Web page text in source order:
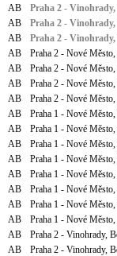
AB Praha 2 -
AB Praha 2 -
AB Praha 2 -
AB Praha 2 - Nové
AB Praha 2 - Nové
AB Praha 2 - Nové
AB Praha 2 - Nové
AB Praha 1 - Nové
AB Praha 1 - Nové
AB Praha 1 - Nové
AB Praha 1 - Nové
AB Praha 1 - Nové
AB Praha 1 - Nové
AB Praha 1 - Nové
AB Praha 1 - Nové
AB Praha 2 - Vinohrady,
AB Praha 2 - Vinohrady,